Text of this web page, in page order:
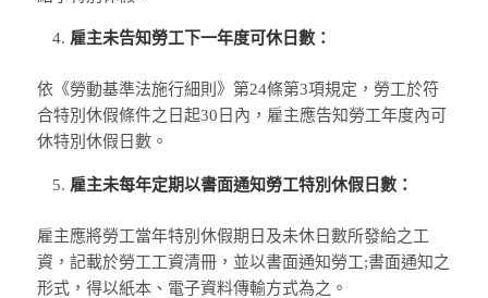
雇主未告知勞工下一年度可休日數：
依《勞動基準法施行細則》第24條第3項規定，勞工於符
合特別休假條件之日起30日內，雇主應告知勞工年度內可
休特別休假日數。
雇主未每年定期以書面通知勞工特別休假日數：
雇主應將勞工當年特別休假期日及未休日數所發給之工
資，記載於勞工工資清冊，並以書面通知勞工;書面通知之
形式，得以紙本、電子資料傳輸方式為之。